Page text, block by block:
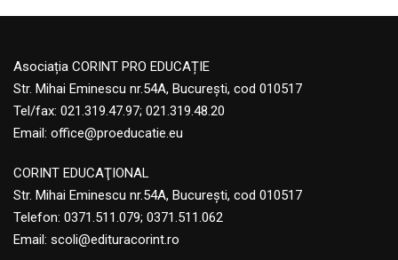
Asociația CORINT PRO EDUCAȚIE
Str. Mihai Eminescu nr.54A, București, cod 010517
Tel/fax: 021.319.47.97; 021.319.48.20
Email: office@proeducatie.eu
CORINT EDUCAŢIONAL
Str. Mihai Eminescu nr.54A, Bucureşti, cod 010517
Telefon: 0371.511.079; 0371.511.062
Email: scoli@edituracorint.ro